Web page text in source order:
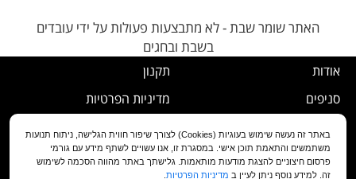
האתר שומר שבת - לא מתבצעות פעולות על ידי עובדים
בשבת ובחגים
אודות
סניפים
שירות לקוחות
תקנון
מדיניות הפרטיות
נוהל ביטול עסקה
מדיניות החלפה/החזרה/ביטול
באתר זה נעשה שימוש בעוגיות (Cookies) לצורך שיפור חווית הגלישה, ניתוח תנועות
משתמשים והתאמת תוכן אישי. במסגרת זו, אנו עשויים לשתף מידע עם גורמי
פרסום חיצוניים להצגת מודעות מותאמות. גלישתך באתר מהווה הסכמה לשימוש
זה. למידע נוסף ניתן לעיין ב מדיניות הפרטיות